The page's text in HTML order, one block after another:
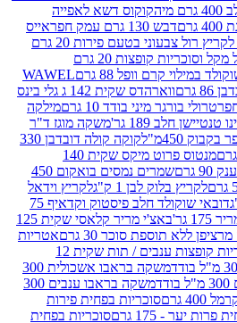
קוקוס דשא לאפייה
גרם עמק חפר
אייס
ממתק לקריץ רול צבעוני בטעם פירות 20 גרם
מארז 4 סוכריות על מקל וסוכריות קופצות 20 גרם
WAWEL
ווארהדס שקית 142 ג גלי בינס
מיני בודד 10 גרם
מילקה
גר'
משקה מוגז ד"ר
קוקה קולה דובדבן 330
מנטוס פרוט מיקס שקית 140
שמרים נמסים בואקום 450
לבן 1 ק"ג
לקריץ וידאל
דובאי שוקולד חלב פיסטוק וקדאיף 75
באצ'י מריר קלאסי שקית 125
סוכר 30 גרם
אטריות
צמר גפן עם סוכריות קופצות ענבים / תות שקית 12
משקה בראבו אשכולית 300
משקה בראבו ענבים 300
סוכריות בפחית פירות
סוכריות בפחית